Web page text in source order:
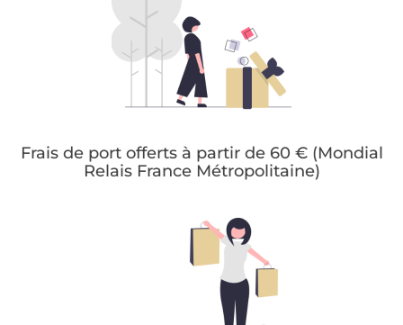
Frais de port offerts à partir de 60 € (Mondial
Relais France Métropolitaine)